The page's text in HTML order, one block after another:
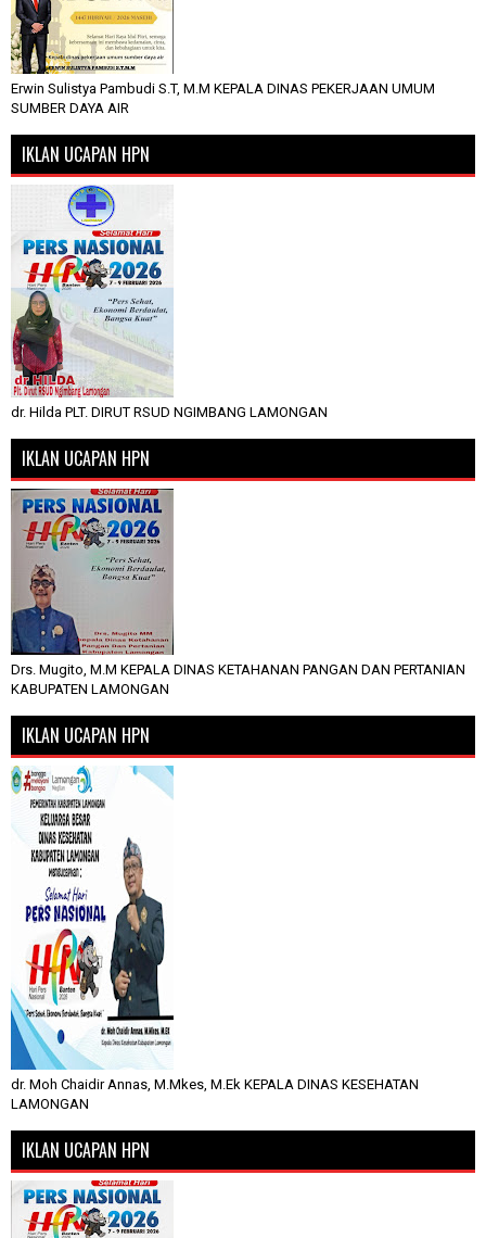
Erwin Sulistya Pambudi S.T, M.M KEPALA DINAS PEKERJAAN UMUM
SUMBER DAYA AIR
IKLAN UCAPAN HPN
dr. Hilda PLT. DIRUT RSUD NGIMBANG LAMONGAN
IKLAN UCAPAN HPN
Drs. Mugito, M.M KEPALA DINAS KETAHANAN PANGAN DAN PERTANIAN
KABUPATEN LAMONGAN
IKLAN UCAPAN HPN
dr. Moh Chaidir Annas, M.Mkes, M.Ek KEPALA DINAS KESEHATAN
LAMONGAN
IKLAN UCAPAN HPN